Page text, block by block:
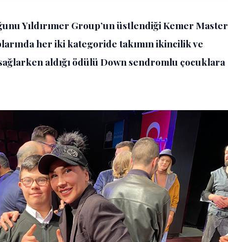
Yıldırımer Group’un üstlendiği Kemer Master
her iki kategoride takımın ikincilik ve
aldığı ödülü Down sendromlu çocuklara